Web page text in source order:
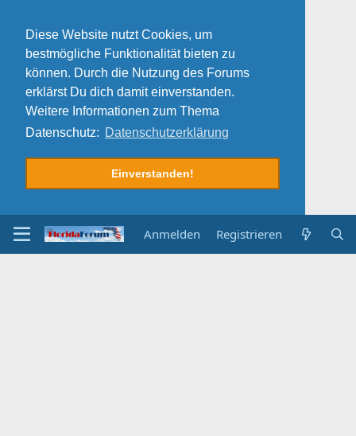
Diese Website nutzt Cookies, um
bestmögliche Funktionalität bieten zu
können. Durch die Nutzung des Forums
erklärst Du dich damit einverstanden.
Weitere Informationen zum Thema
Datenschutz: Datenschutzerklärung
Einverstanden!
Anmelden Registrieren